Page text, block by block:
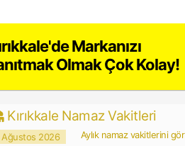
Markanızı
Olmak Çok Kolay!
Kırıkkale Namaz Vakitleri
2026 Aylık namaz vakitlerini gör